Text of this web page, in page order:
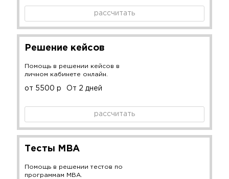
рассчитать
Решение кейсов
Помощь в решении кейсов в
личном кабинете онлайн.
от 5500 р От 2 дней
рассчитать
Тесты MBA
Помощь в решении тестов по
программам MBA.